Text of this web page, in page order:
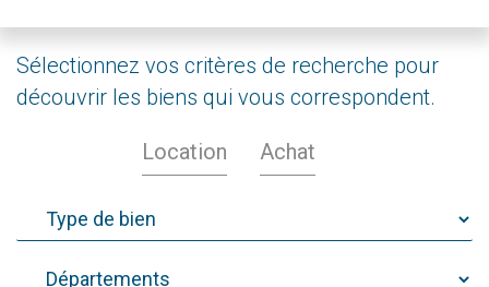
Sélectionnez vos critères de recherche pour
découvrir les biens qui vous correspondent.
Location Achat